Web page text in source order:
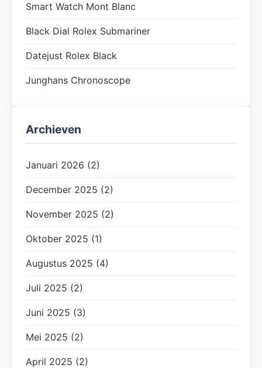
Smart Watch Mont Blanc
Black Dial Rolex Submariner
Datejust Rolex Black
Junghans Chronoscope
Archieven
Januari 2026 (2)
December 2025 (2)
November 2025 (2)
Oktober 2025 (1)
Augustus 2025 (4)
Juli 2025 (2)
Juni 2025 (3)
Mei 2025 (2)
April 2025 (2)